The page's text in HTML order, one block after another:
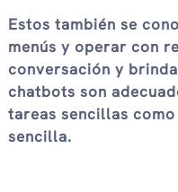
Estos también se
menús y operar con
conversación y
chatbots son
tareas sencillas
sencilla.